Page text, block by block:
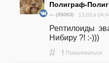
Полиграф-
— (39063) 13.03 в
Рептилоиды
Нибиру ?! :-)))
# ! Пожаловаться